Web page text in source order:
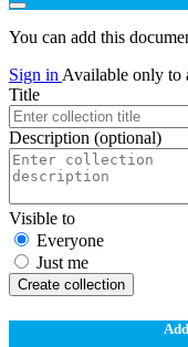
You can add this
Sign in Available only to
Title
Description (optional)
Visible to
Everyone
Just me
Create collection